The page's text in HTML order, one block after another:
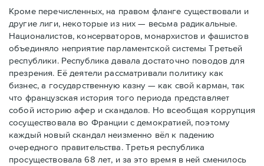
Кроме перечисленных, на правом фланге существовали и
другие лиги, некоторые из них — весьма радикальные.
Националистов, консерваторов, монархистов и фашистов
объединяло неприятие парламентской системы Третьей
республики. Республика давала достаточно поводов для
презрения. Её деятели рассматривали политику как
бизнес, а государственную казну — как свой карман, так
что французская история того периода представляет
собой историю афер и скандалов. Но всеобщая коррупция
сосуществовала во Франции с демократией, поэтому
каждый новый скандал неизменно вёл к падению
очередного правительства. Третья республика
просуществовала 68 лет, и за это время в ней сменилось